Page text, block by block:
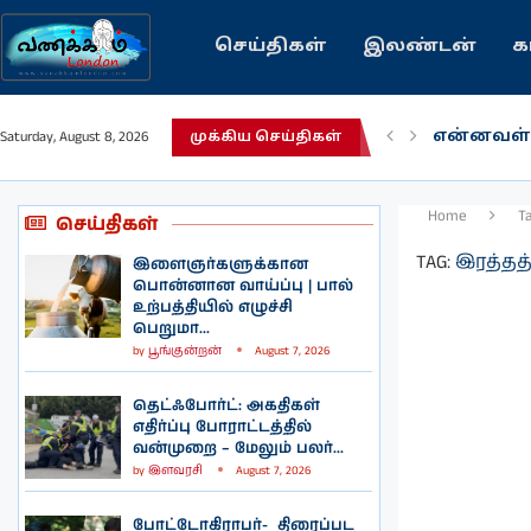
செய்திகள் இலண்டன்
Saturday, August 8, 2026 முக்கிய செய்திகள்
என்னவள்!
செய்திகள்
இளைஞர்களுக்கான
பொன்னான வாய்ப்பு | பால்
உற்பத்தியில் எழுச்சி
பெறுமா...
by பூங்குன்றன் August 7, 2026
தெட்ஃபோர்ட்: அகதிகள்
எதிர்ப்பு போராட்டத்தில்
வன்முறை – மேலும் பலர்...
by இளவரசி August 7, 2026
போட்டோகிராபர்- ‌ திரைப்பட
Home
TAG: